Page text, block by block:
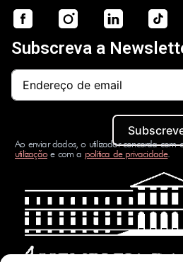
Subscreva a
Ao enviar dados, o utilizador concorda com
utilizaçãoe com a política de privacidade.